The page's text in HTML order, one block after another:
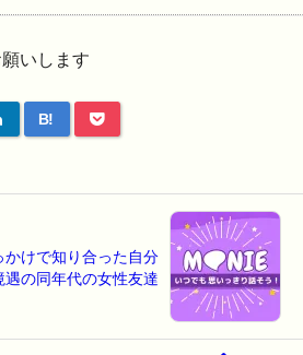
いします
B!
けで知り合った自分
遇の同年代の女性友達